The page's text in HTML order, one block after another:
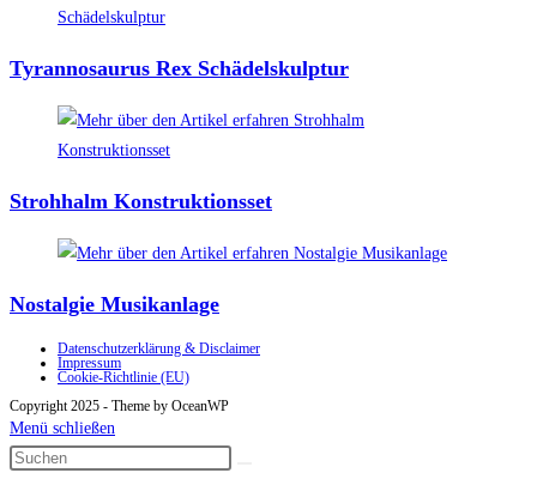
Tyrannosaurus Rex Schädelskulptur
Strohhalm Konstruktionsset
Nostalgie Musikanlage
Datenschutzerklärung & Disclaimer
Impressum
Cookie-Richtlinie (EU)
Copyright 2025 - Theme by OceanWP
Menü schließen